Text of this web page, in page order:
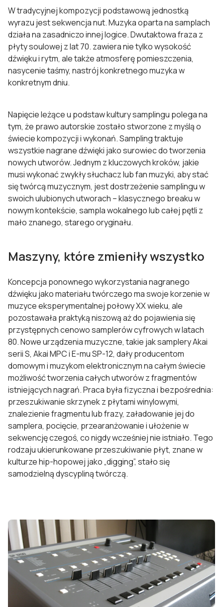
W tradycyjnej kompozycji podstawową jednostką
wyrazu jest sekwencja nut. Muzyka oparta na samplach
działa na zasadniczo innej logice. Dwutaktowa fraza z
płyty soulowej z lat 70. zawiera nie tylko wysokość
dźwięku i rytm, ale także atmosferę pomieszczenia,
nasycenie taśmy, nastrój konkretnego muzyka w
konkretnym dniu.
Napięcie leżące u podstaw kultury samplingu polega na
tym, że prawo autorskie zostało stworzone z myślą o
świecie kompozycji i wykonań. Sampling traktuje
wszystkie nagrane dźwięki jako surowiec do tworzenia
nowych utworów. Jednym z kluczowych kroków, jakie
musi wykonać zwykły słuchacz lub fan muzyki, aby stać
się twórcą muzycznym, jest dostrzeżenie samplingu w
swoich ulubionych utworach – klasycznego breaku w
nowym kontekście, sampla wokalnego lub całej pętli z
mało znanego, starego oryginału.
Maszyny, które zmieniły wszystko
Koncepcja ponownego wykorzystania nagranego
dźwięku jako materiału twórczego ma swoje korzenie w
muzyce eksperymentalnej połowy XX wieku, ale
pozostawała praktyką niszową aż do pojawienia się
przystępnych cenowo samplerów cyfrowych w latach
80. Nowe urządzenia muzyczne, takie jak samplery Akai
serii S, Akai MPC i E-mu SP-12, dały producentom
domowym i muzykom elektronicznym na całym świecie
możliwość tworzenia całych utworów z fragmentów
istniejących nagrań. Praca była fizyczna i bezpośrednia:
przeszukiwanie skrzynek z płytami winylowymi,
znalezienie fragmentu lub frazy, załadowanie jej do
samplera, pocięcie, przearanżowanie i ułożenie w
sekwencję czegoś, co nigdy wcześniej nie istniało. Tego
rodzaju ukierunkowane przeszukiwanie płyt, znane w
kulturze hip-hopowej jako „digging”, stało się
samodzielną dyscypliną twórczą.